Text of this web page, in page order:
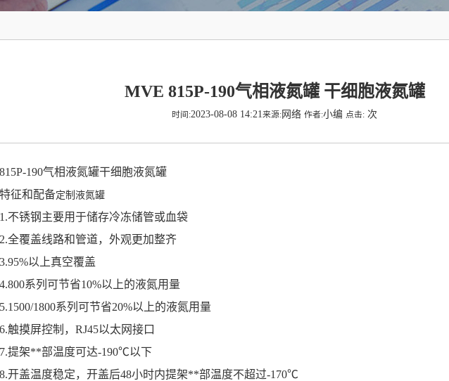
MVE 815P-190气相液氮罐 干细胞液氮罐
时间:2023-08-08 14:21来源:网络作者:小编 点击: 次
190气相液氮罐干细胞液氮罐
和配备定制液氮罐
锈钢主要用于储存冷冻储管或血袋
覆盖线路和管道，外观更加整齐
以上真空覆盖
系列可节省10%以上的液氮用量
1800系列可节省20%以上的液氮用量
摸屏控制，RJ45以太网接口
架**部温度可达-190℃以下
盖温度稳定，开盖后48小时内提架**部温度不超过-170℃